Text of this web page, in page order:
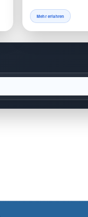
Mehr erfahren